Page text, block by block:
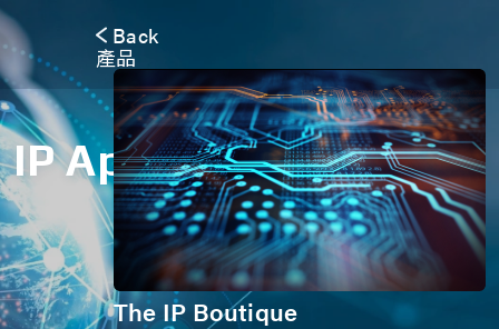
Back
產品
The IP Boutique
IP Application Form